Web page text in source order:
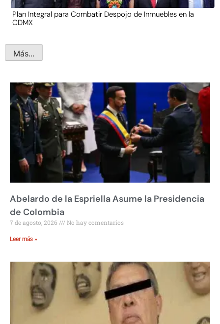
Plan Integral para Combatir Despojo de Inmuebles en la
CDMX
Más...
Abelardo de la Espriella Asume la Presidencia
de Colombia
7 de agosto, 2026 No hay comentarios
Leer más »